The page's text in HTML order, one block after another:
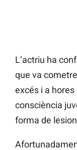
L’actriu ha
que va
excés i a
consciència
forma de